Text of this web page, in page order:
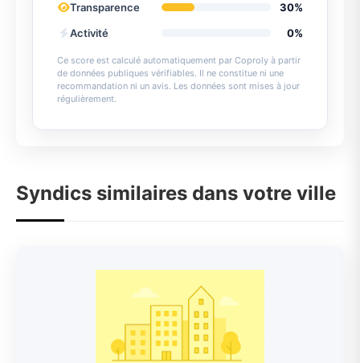
Transparence
30%
Activité
0%
Ce score est calculé automatiquement par Coproly à partir
de données publiques vérifiables. Il ne constitue ni une
recommandation ni un avis. Les données sont mises à jour
régulièrement.
Syndics similaires dans votre ville